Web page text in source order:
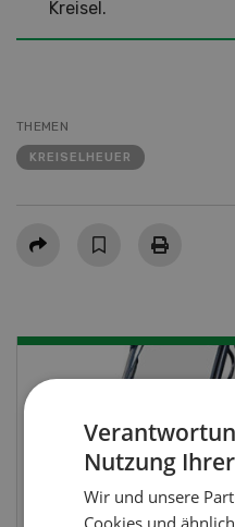
Kreisel.
THEMEN
KREISELHEUER
Teilen
Nutzung
Wir und unsere
Cookies und